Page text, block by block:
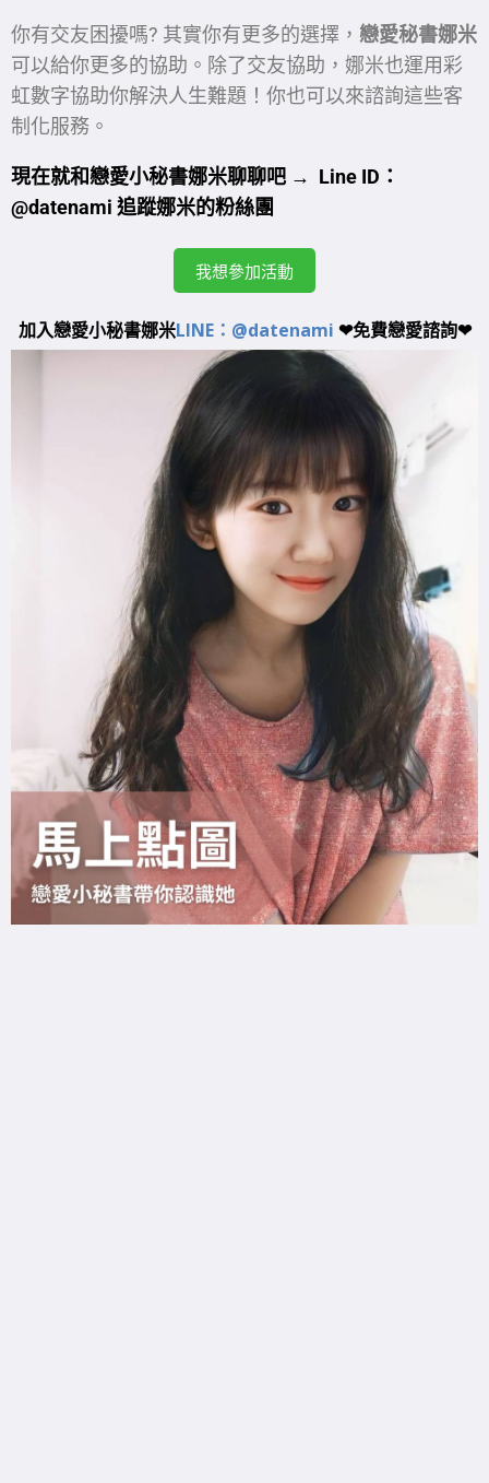
你有交友困擾嗎? 其實你有更多的選擇， 戀愛秘書娜米
可以給你更多的協助。除了交友協助，娜米也運用彩
虹數字協助你解決人生難題！你也可以來諮詢這些客
制化服務。
現在就和戀愛小秘書娜米聊聊吧 → Line ID ：
@datenami 追蹤娜米的粉絲團
我想參加活動
加入戀愛小秘書娜米LINE：@datenami ❤免費戀愛諮詢❤